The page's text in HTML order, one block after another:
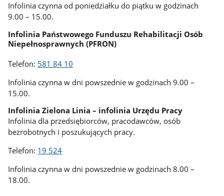
Infolinia czynna od poniedziałku do piątku w godzinach
9.00 – 15.00.
Infolinia Państwowego Funduszu Rehabilitacji Osób
Niepełnosprawnych (PFRON)
Telefon: 581 84 10
Infolinia czynna w dni powszednie w godzinach 9.00 –
15.00.
Infolinia Zielona Linia – infolinia Urzędu Pracy
Infolinia dla przedsiębiorców, pracodawców, osób
bezrobotnych i poszukujących pracy.
Telefon: 19 524
Infolinia czynna w dni powszednie w godzinach 8.00 –
18.00.